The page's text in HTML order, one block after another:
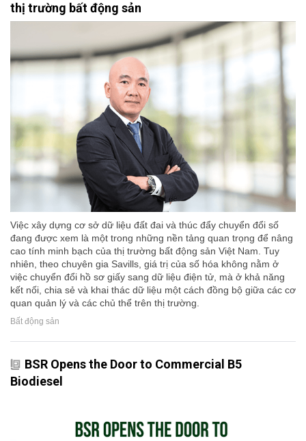
thị trường bất động sản
Việc xây dựng cơ sở dữ liệu đất đai và thúc đẩy chuyển đổi số
đang được xem là một trong những nền tảng quan trọng để nâng
cao tính minh bạch của thị trường bất động sản Việt Nam. Tuy
nhiên, theo chuyên gia Savills, giá trị của số hóa không nằm ở
việc chuyển đổi hồ sơ giấy sang dữ liệu điện tử, mà ở khả năng
kết nối, chia sẻ và khai thác dữ liệu một cách đồng bộ giữa các cơ
quan quản lý và các chủ thể trên thị trường.
Bất động sản
BSR Opens the Door to Commercial B5
Biodiesel